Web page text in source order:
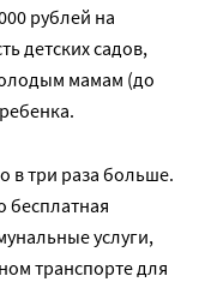
рублей на
детских садов,
мамам (до
в три раза больше.
бесплатная
услуги,
транспорте для